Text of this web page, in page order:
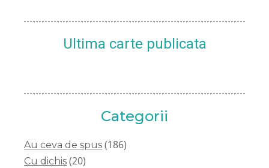
Ultima carte publicata
Categorii
Au ceva de spus (186)
Cu dichis (20)